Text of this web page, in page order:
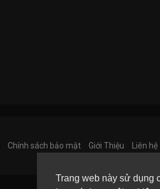
Trang web này sử dụng
Chính sách bảo mật Giới Thiệu Liên hệ